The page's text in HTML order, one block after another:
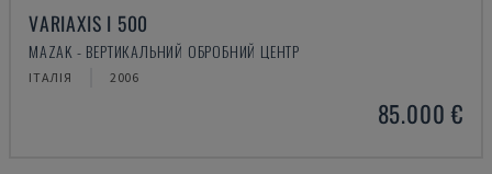
VARIAXIS I 500
MAZAK - ВЕРТИКАЛЬНИЙ ОБРОБНИЙ ЦЕНТР
ІТАЛІЯ 2006
85.000 €